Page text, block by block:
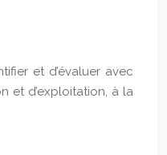
et d’évaluer avec
et d’exploitation, à la